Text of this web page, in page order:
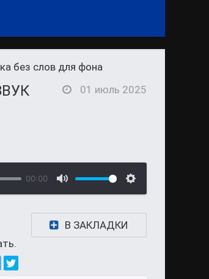
без слов для фона
01 июль 2025
00:00
В ЗАКЛАДКИ